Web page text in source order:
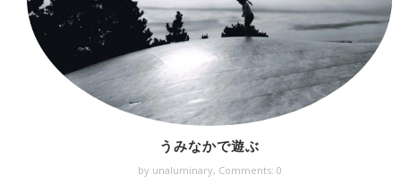
うみなかで遊ぶ
by unaluminary, Comments: 0